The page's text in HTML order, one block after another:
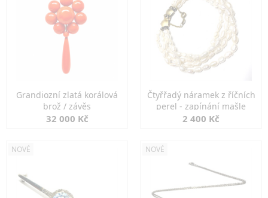
Grandiozní zlatá korálová
brož / závěs
32 000 Kč
Čtyřřadý náramek z říčních
perel - zapínání mašle
2 400 Kč
NOVÉ NOVÉ